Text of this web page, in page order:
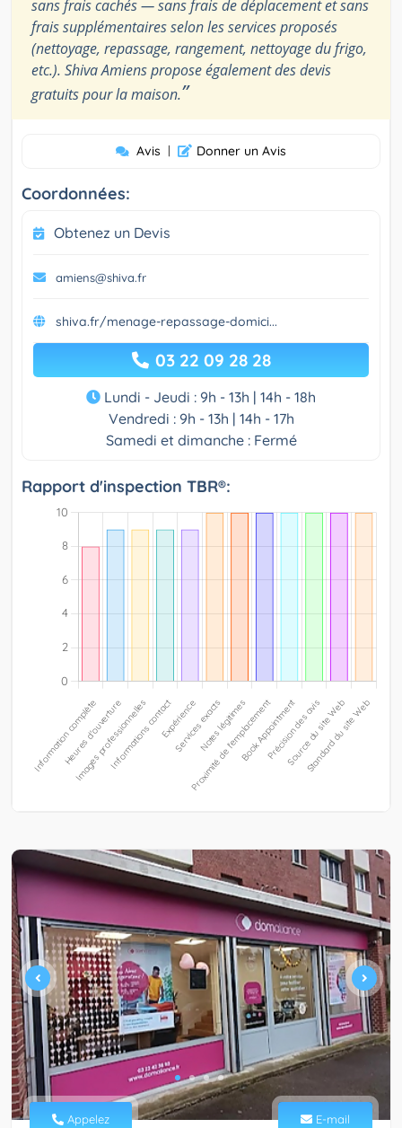
sans frais cachés — sans frais de déplacement et sans
frais supplémentaires selon les services proposés
(nettoyage, repassage, rangement, nettoyage du frigo,
etc.). Shiva Amiens propose également des devis
gratuits pour la maison.”
Avis | Donner un Avis
Coordonnées:
Obtenez un Devis
amiens@shiva.fr
shiva.fr/menage-repassage-domici...
03 22 09 28 28
Lundi - Jeudi : 9h - 13h | 14h - 18h
Vendredi : 9h - 13h | 14h - 17h
Samedi et dimanche : Fermé
Rapport d'inspection TBR®:
Appelez E-mail